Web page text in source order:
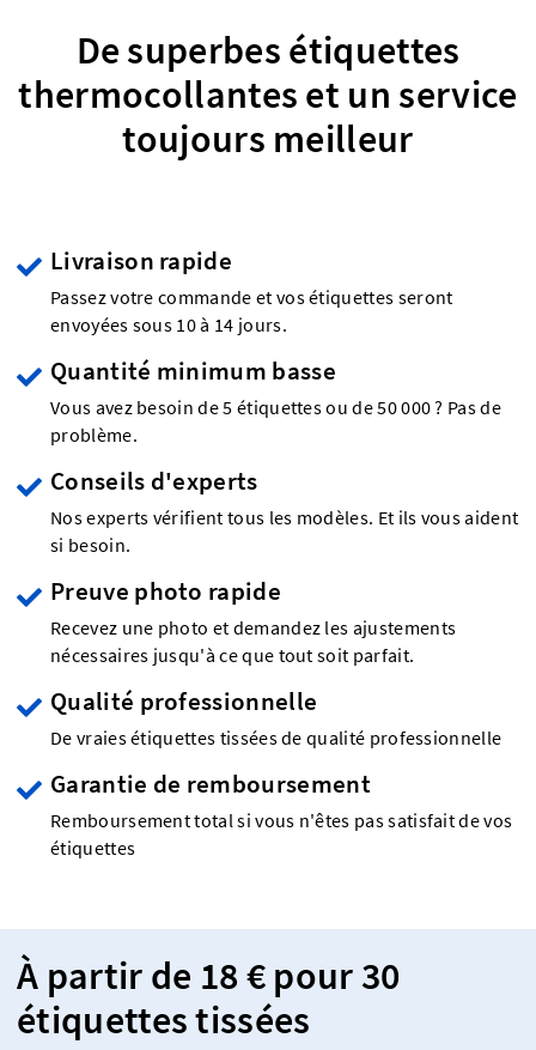
De superbes étiquettes
thermocollantes et un service
toujours meilleur
Livraison rapide
Passez votre commande et vos étiquettes seront
envoyées sous 10 à 14 jours.
Quantité minimum basse
Vous avez besoin de 5 étiquettes ou de 50 000 ? Pas de
problème.
Conseils d'experts
Nos experts vérifient tous les modèles. Et ils vous aident
si besoin.
Preuve photo rapide
Recevez une photo et demandez les ajustements
nécessaires jusqu'à ce que tout soit parfait.
Qualité professionnelle
De vraies étiquettes tissées de qualité professionnelle
Garantie de remboursement
Remboursement total si vous n'êtes pas satisfait de vos
étiquettes
À partir de 18 € pour 30
étiquettes tissées